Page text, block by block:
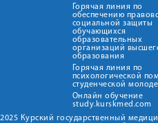
Горячая линия по
обеспечению
социальной защиты
обучающихся
образовательных
организаций
образования
Горячая линия по
психологической
студенческой
Онлайн обучение
study.kurskmed.com
Курский государственный